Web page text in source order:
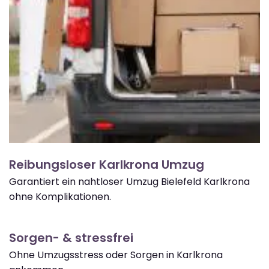
Reibungsloser Karlkrona Umzug
Garantiert ein nahtloser Umzug Bielefeld Karlkrona
ohne Komplikationen.
Sorgen- & stressfrei
Ohne Umzugsstress oder Sorgen in Karlkrona